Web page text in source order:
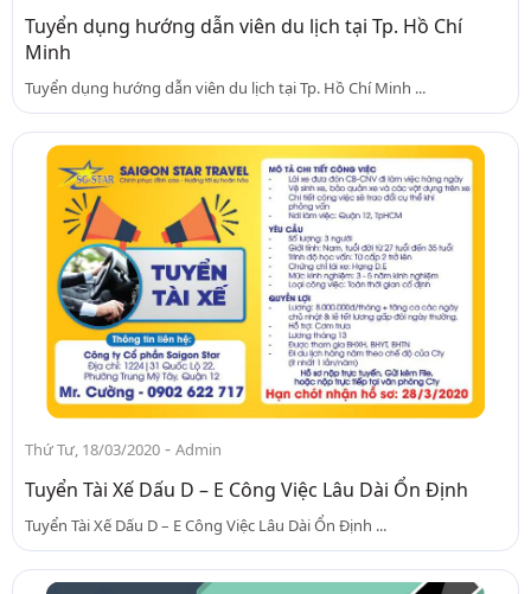
Tuyển dụng hướng dẫn viên du lịch tại Tp. Hồ Chí
Minh
Tuyển dụng hướng dẫn viên du lịch tại Tp. Hồ Chí Minh ...
Thứ Tư, 18/03/2020 - Admin
Tuyển Tài Xế Dấu D – E Công Việc Lâu Dài Ổn Định
Tuyển Tài Xế Dấu D – E Công Việc Lâu Dài Ổn Định ...